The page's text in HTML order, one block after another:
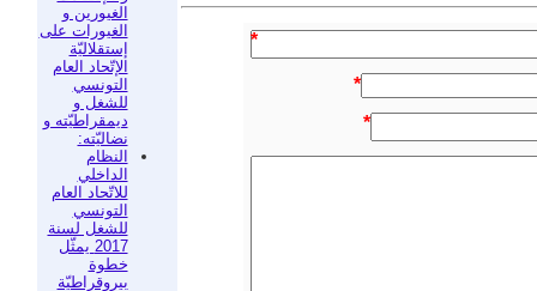
الغيورين و
الغيورات على
إستقلاليّة
الإتّحاد العام
التونسي
للشغل و
ديمقراطيّته و
نضاليّته:
النظام
الداخلي
للاتّحاد العام
التونسي
للشغل لسنة
2017 يمثّل
خطوة
بيروقراطيّة
*
*
*